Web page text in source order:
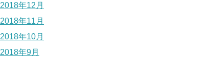
2018年12月
2018年11月
2018年10月
2018年9月